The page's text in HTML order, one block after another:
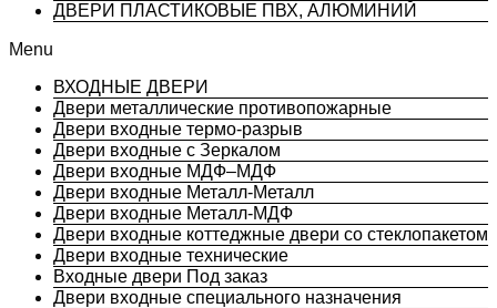
ДВЕРИ ПЛАСТИКОВЫЕ ПВХ, АЛЮМИНИЙ
Menu
ВХОДНЫЕ ДВЕРИ
Двери металлические противопожарные
Двери входные термо-разрыв
Двери входные с Зеркалом
Двери входные МДФ–МДФ
Двери входные Металл-Металл
Двери входные Металл-МДФ
Двери входные коттеджные двери со стеклопакетом
Двери входные технические
Входные двери Под заказ
Двери входные специального назначения